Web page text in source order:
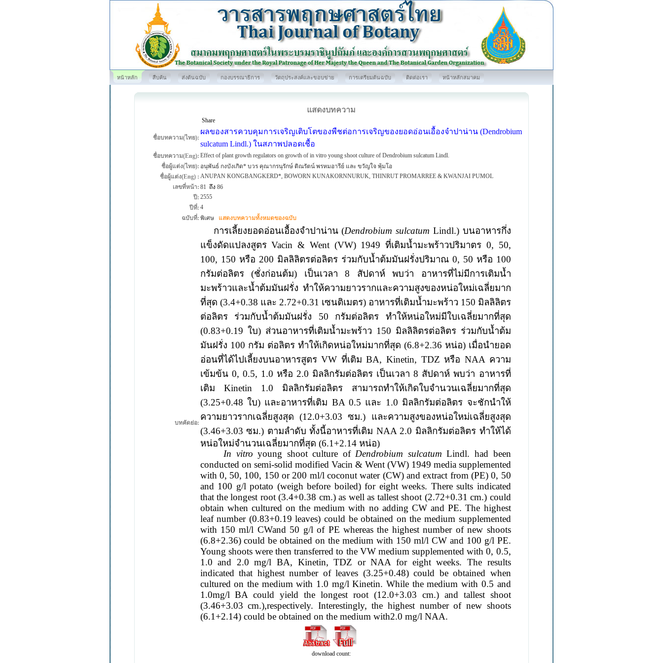
หน้าหลัก สืบค้น ส่งต้นฉบับ กองบรรณาธิการ วัตถุประสงค์และขอบข่าย การเตรียมต้นฉบับ ติดต่อเรา หน้าหลักสมาคม
แสดงบทความ
Share
ชื่อบทความ(ไทย):
ผลของสารควบคุมการเจริญเติบโตของพืชต่อการเจริญของยอดอ่อนเอื้องจำปาน่าน (Dendrobium
sulcatum Lindl.) ในสภาพปลอดเชื้อ
ชื่อบทความ(Eng): Effect of plant growth regulators on growth of in vitro young shoot culture of Dendrobium sulcatum Lindl.
ชื่อผู้แต่ง(ไทย): อนุพันธ์ กงบังเกิด* บวร คุณากรนุรักษ์ ติณรัตน์ พรหมอารีย์ และ ขวัญใจ พุ้มโอ
ชื่อผู้แต่ง(Eng) : ANUPAN KONGBANGKERD*, BOWORN KUNAKORNNURUK, THINRUT PROMARREE & KWANJAI PUMOL
เลขที่หน้า: 81 ถึง 86
ปี: 2555
ปีที่: 4
ฉบับที่: พิเศษ แสดงบทความทั้งหมดของฉบับ
บทคัดย่อ:
การเลี้ยงยอดอ่อนเอื้องจำปาน่าน(Dendrobium sulcatum Lindl.) บนอาหารกึ่ง
แข็งดัดแปลงสูตร Vacin & Went (VW) 1949 ที่เติมน้ำมะพร้าวปริมาตร 0, 50,
100, 150 หรือ 200 มิลลิลิตรต่อลิตร ร่วมกับน้ำต้มมันฝรั่งปริมาณ 0, 50 หรือ 100
กรัมต่อลิตร(ชั่งก่อนต้ม) เป็นเวลา 8 สัปดาห์ พบว่า อาหารที่ไม่มีการเติมน้ำ
มะพร้าวและน้ำต้มมันฝรั่ง ทำให้ความยาวรากและความสูงของหน่อใหม่เฉลี่ยมาก
ที่สุด (3.4+0.38 และ 2.72+0.31 เซนติเมตร) อาหารที่เติมน้ำมะพร้าว 150 มิลลิลิตร
ต่อลิตร ร่วมกับน้ำต้มมันฝรั่ง 50 กรัมต่อลิตร ทำให้หน่อใหม่มีใบเฉลี่ยมากที่สุด
(0.83+0.19 ใบ) ส่วนอาหารที่เติมน้ำมะพร้าว 150 มิลลิลิตรต่อลิตร ร่วมกับน้ำต้ม
มันฝรั่ง 100 กรัม ต่อลิตร ทำให้เกิดหน่อใหม่มากที่สุด (6.8+2.36 หน่อ) เมื่อนำยอด
อ่อนที่ได้ไปเลี้ยงบนอาหารสูตรVW ที่เติม BA, Kinetin, TDZ หรือ NAA ความ
เข้มข้น0, 0.5, 1.0 หรือ 2.0 มิลลิกรัมต่อลิตร เป็นเวลา8 สัปดาห์ พบว่า อาหารที่
เติม Kinetin 1.0 มิลลิกรัมต่อลิตร สามารถทำให้เกิดใบจำนวนเฉลี่ยมากที่สุด
(3.25+0.48 ใบ) และอาหารที่เติม BA 0.5 และ 1.0 มิลลิกรัมต่อลิตร จะชักนำให้
ความยาวรากเฉลี่ยสูงสุด (12.0+3.03ซม.) และความสูงของหน่อใหม่เฉลี่ยสูงสุด
(3.46+3.03ซม.) ตามลำดับ ทั้งนี้อาหารที่เติม NAA 2.0 มิลลิกรัมต่อลิตร ทำให้ได้
หน่อใหม่จำนวนเฉลี่ยมากที่สุด (6.1+2.14 หน่อ)
In vitroyoung shoot culture of Dendrobium sulcatumLindl. had been
conducted on semi-solid modified Vacin & Went (VW) 1949 media supplemented
with 0, 50, 100, 150 or 200 ml/l coconut water (CW) and extract from (PE) 0, 50
and 100 g/l potato (weigh before boiled) for eight weeks. There sults indicated
that the longest root (3.4+0.38 cm.) as well as tallest shoot (2.72+0.31 cm.) could
obtain when cultured on the medium with no adding CW and PE. The highest
leaf number (0.83+0.19 leaves) could be obtained on the medium supplemented
with 150 ml/l CWand 50 g/l of PE whereas the highest number of new shoots
(6.8+2.36) could be obtained on the medium with 150 ml/l CW and 100 g/l PE.
Young shoots were then transferred to the VW medium supplemented with 0, 0.5,
1.0 and 2.0 mg/l BA, Kinetin, TDZ or NAA for eight weeks. The results
indicated that highest number of leaves (3.25+0.48) could be obtained when
cultured on the medium with 1.0 mg/l Kinetin. While the medium with 0.5 and
1.0mg/l BA could yield the longest root (12.0+3.03 cm.) and tallest shoot
(3.46+3.03 cm.),respectively. Interestingly, the highest number of new shoots
(6.1+2.14) could be obtained on the medium with2.0 mg/l NAA.
download count: